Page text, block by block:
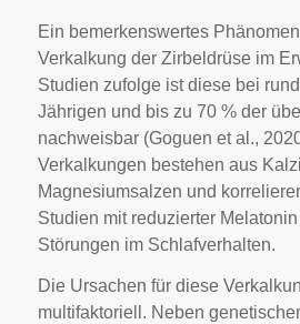
Ein bemerkenswertes
Verkalkung der Zirbeldrüse im
Studien zufolge ist diese bei
Jährigen und bis zu 70 % der
nachweisbar (Goguen et al.,
Verkalkungen bestehen aus
Magnesiumsalzen und
Studien mit reduzierter
Störungen im Schlafverhalten.
Die Ursachen für diese
multifaktoriell. Neben